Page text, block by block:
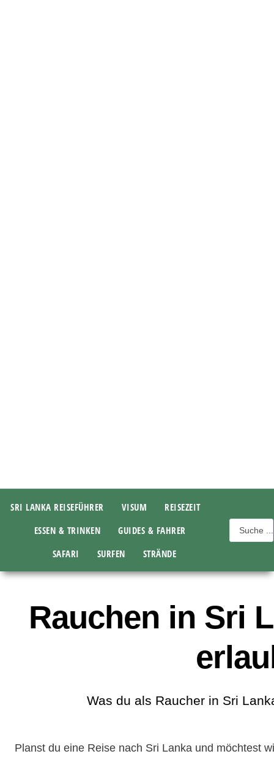
SRI LANKA REISEFÜHRER VISUM
REISEZEIT
ESSEN & TRINKEN
GUIDES & FAHRER
SAFARI
SURFEN STRÄNDE
Rauchen in Sri
Was du als Raucher in Sri
Planst du eine Reise nach Sri Lanka und möchtest